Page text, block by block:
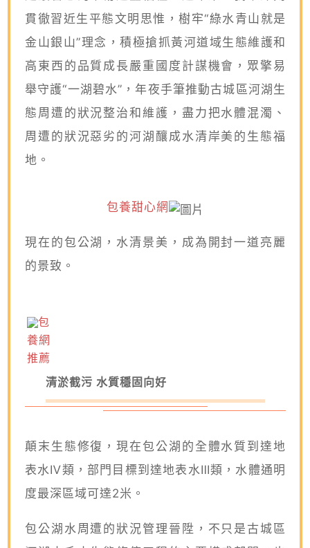
貫徹習近生平態文明思惟，樹牢“綠水青山就是
金山銀山”理念，積極搶抓黃河道域生態維護和
高東西的品質成長嚴重國度計謀機會，眾擎易
舉守護“一湖碧水”，年夜手筆推動古城區河湖生
態周遭的狀況整治和維護，盡力把水體混濁、
周遭的狀況惡劣的河湖釀成水清岸美的生態福
地。
包養甜心網
現在的包公湖，水清景美，成為開封一道亮麗
的景致。
包
養網
推薦
清淤截污 水質穩固向好
顛末生態修復，現在包公湖的全體水質到達地
表水Ⅳ類，部門目標到達地表水Ⅲ類，水體通明
度最深區域可達2米。
包公湖水周遭的狀況管理晉陞，不只是古城區